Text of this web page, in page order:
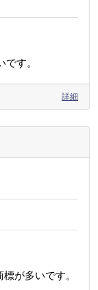
す。
詳細
が多いです。